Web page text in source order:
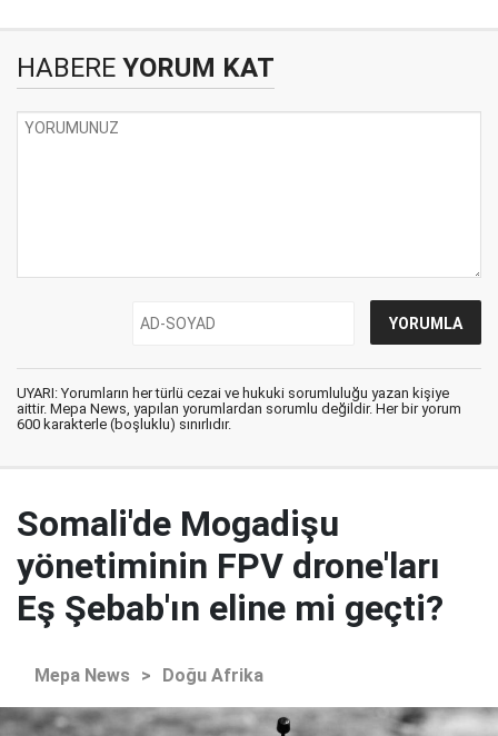
HABERE YORUM KAT
UYARI: Yorumların her türlü cezai ve hukuki sorumluluğu yazan kişiye
aittir. Mepa News, yapılan yorumlardan sorumlu değildir. Her bir yorum
600 karakterle (boşluklu) sınırlıdır.
Somali'de Mogadişu
yönetiminin FPV drone'ları
Eş Şebab'ın eline mi geçti?
Mepa News > Doğu Afrika